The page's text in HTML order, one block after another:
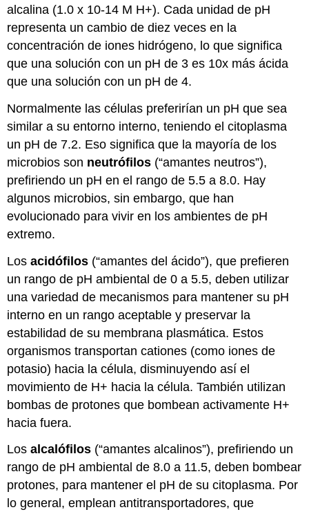
alcalina (1.0 x 10-14 M H+). Cada unidad de pH
representa un cambio de diez veces en la
concentración de iones hidrógeno, lo que significa
que una solución con un pH de 3 es 10x más ácida
que una solución con un pH de 4.
Normalmente las células preferirían un pH que sea
similar a su entorno interno, teniendo el citoplasma
un pH de 7.2. Eso significa que la mayoría de los
microbios son neutrófilos (“amantes neutros”),
prefiriendo un pH en el rango de 5.5 a 8.0. Hay
algunos microbios, sin embargo, que han
evolucionado para vivir en los ambientes de pH
extremo.
Losacidófilos (“amantes del ácido”), que prefieren
un rango de pH ambiental de 0 a 5.5, deben utilizar
una variedad de mecanismos para mantener su pH
interno en un rango aceptable y preservar la
estabilidad de su membrana plasmática. Estos
organismos transportan cationes (como iones de
potasio) hacia la célula, disminuyendo así el
movimiento de H+ hacia la célula. También utilizan
bombas de protones que bombean activamente H+
hacia fuera.
Losalcalófilos (“amantes alcalinos”), prefiriendo un
rango de pH ambiental de 8.0 a 11.5, deben bombear
protones, para mantener el pH de su citoplasma. Por
lo general, emplean antitransportadores, que